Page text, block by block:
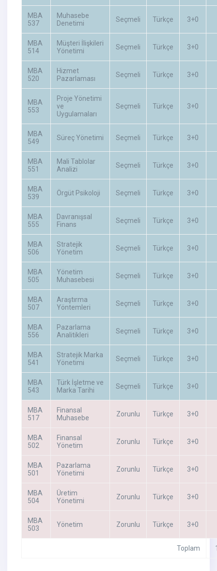
MBA
537
Muhasebe
Denetimi
Seçmeli Türkçe 3+0
MBA
514
Müşteri İlişkileri
Yönetimi
Seçmeli Türkçe 3+0
MBA
520
Hizmet
Pazarlaması
Seçmeli Türkçe 3+0
MBA
553
Proje Yönetimi
ve
Uygulamaları
Seçmeli Türkçe 3+0
MBA
549
Süreç Yönetimi Seçmeli Türkçe 3+0
MBA
551
Mali Tablolar
Analizi
Seçmeli Türkçe 3+0
MBA
539
Örgüt Psikoloji Seçmeli Türkçe 3+0
MBA
555
Davranışsal
Finans
Seçmeli Türkçe 3+0
MBA
506
Stratejik
Yönetim
Seçmeli Türkçe 3+0
MBA
505
Yönetim
Muhasebesi
Seçmeli Türkçe 3+0
MBA
507
Araştırma
Yöntemleri
Seçmeli Türkçe 3+0
MBA
556
Pazarlama
Analitikleri
Seçmeli Türkçe 3+0
MBA
541
Stratejik Marka
Yönetimi
Seçmeli Türkçe 3+0
MBA
543
Türk İşletme ve
Marka Tarihi
Seçmeli Türkçe 3+0
MBA
517
Finansal
Muhasebe
Zorunlu Türkçe 3+0
MBA
502
Finansal
Yönetim
Zorunlu Türkçe 3+0
MBA
501
Pazarlama
Yönetimi
Zorunlu Türkçe 3+0
MBA
504
Üretim
Yönetimi
Zorunlu Türkçe 3+0
MBA
503
Yönetim Zorunlu Türkçe 3+0
Toplam